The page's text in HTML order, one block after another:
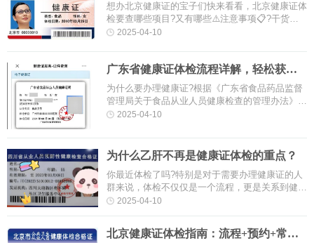
想办北京健康证的宝子们快来看看，北京健康证体
检要查哪些项目?又有哪些⚠️注意事项📋?干货满
满，建议收藏!1、内科检查2、外科检查3、胸部X
2025-04-10
广东省健康证体检流程详解，轻松获取
健康通行证！
为什么要办理健康证?根据《广东省食品药品监督
管理局关于食品从业人员健康检查的管理办法》第
二条规定：凡从事接触直接入口食品工作的从业人
2025-04-10
为什么乙肝不再是健康证体检的重点？
你最近体检了吗?特别是对于需要办理健康证的人
群来说，体检不仅仅是一个流程，更是关系到健康
和职业合规的重要保障。许多人认为健康证不过是
2025-04-10
北京健康证体检指南：流程+预约+常见